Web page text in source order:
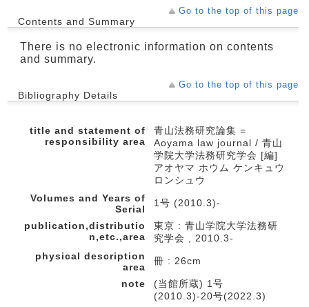
Go to the top of this page
Contents and Summary
There is no electronic information on contents
and summary.
Go to the top of this page
Bibliography Details
title and statement of
responsibility area
青山法務研究論集 =
Aoyama law journal / 青山
学院大学法務研究学会 [編]
アオヤマ ホウム ケンキュウ
ロンシュウ
Volumes and Years of
Serial
1号 (2010.3)-
publication,distributio
n,etc.,area
東京 : 青山学院大学法務研
究学会 , 2010.3-
physical description
area
冊 : 26cm
note
(当館所蔵) 1号
(2010.3)-20号(2022.3)